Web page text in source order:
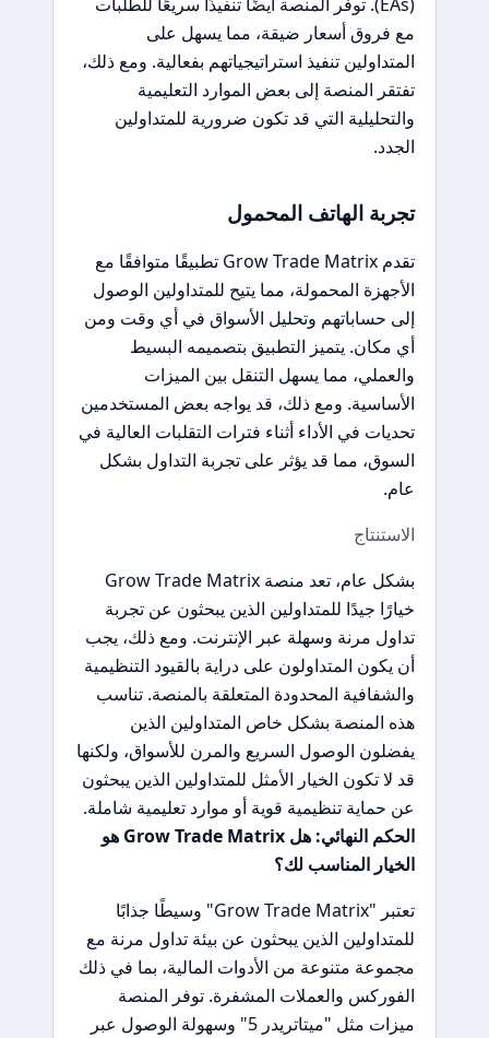
مع فروق أسعار ضيقة، مما يسهل على
المتداولين تنفيذ استراتيجياتهم بفعالية. ومع ذلك،
تفتقر المنصة إلى بعض الموارد التعليمية
والتحليلية التي قد تكون ضرورية للمتداولين
الجدد.
تجربة الهاتف المحمول
تقدم Grow Trade Matrix تطبيقًا متوافقًا مع
الأجهزة المحمولة، مما يتيح للمتداولين الوصول
إلى حساباتهم وتحليل الأسواق في أي وقت ومن
أي مكان. يتميز التطبيق بتصميمه البسيط
والعملي، مما يسهل التنقل بين الميزات
الأساسية. ومع ذلك، قد يواجه بعض المستخدمين
تحديات في الأداء أثناء فترات التقلبات العالية في
السوق، مما قد يؤثر على تجربة التداول بشكل
عام.
الاستنتاج
بشكل عام، تعد منصة Grow Trade Matrix
خيارًا جيدًا للمتداولين الذين يبحثون عن تجربة
تداول مرنة وسهلة عبر الإنترنت. ومع ذلك، يجب
أن يكون المتداولون على دراية بالقيود التنظيمية
والشفافية المحدودة المتعلقة بالمنصة. تناسب
هذه المنصة بشكل خاص المتداولين الذين
يفضلون الوصول السريع والمرن للأسواق، ولكنها
قد لا تكون الخيار الأمثل للمتداولين الذين يبحثون
عن حماية تنظيمية قوية أو موارد تعليمية شاملة.
الحكم النهائي: هل Grow Trade Matrix هو
الخيار المناسب لك؟
تعتبر "Grow Trade Matrix" وسيطًا جذابًا
للمتداولين الذين يبحثون عن بيئة تداول مرنة مع
مجموعة متنوعة من الأدوات المالية، بما في ذلك
الفوركس والعملات المشفرة. توفر المنصة
ميزات مثل "ميتاتريدر 5" وسهولة الوصول عبر